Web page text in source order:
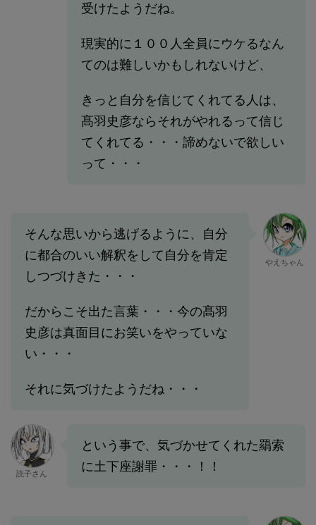
受けたようだね。
現実的に１００人全員にウケるなん
てのは難しいかもしれないけど、
きっと自分を信じてくれてる人は、
髙羽史彦ならそれがやれるって信じ
てくれてる・・・諦めないで欲しい
って・・・
そんな思いから逃げるように、自分
に都合のいい解釈をして自分を肯定
しつづけきた・・・
だからこそ出た言葉・・・今の髙羽
史彦は真面目にお笑いをやっていな
い・・・
それに気づけたようだね・・・
やえちゃん
読子さん
という事で、気づかせてくれた羂索
に土下座謝罪・・・！！